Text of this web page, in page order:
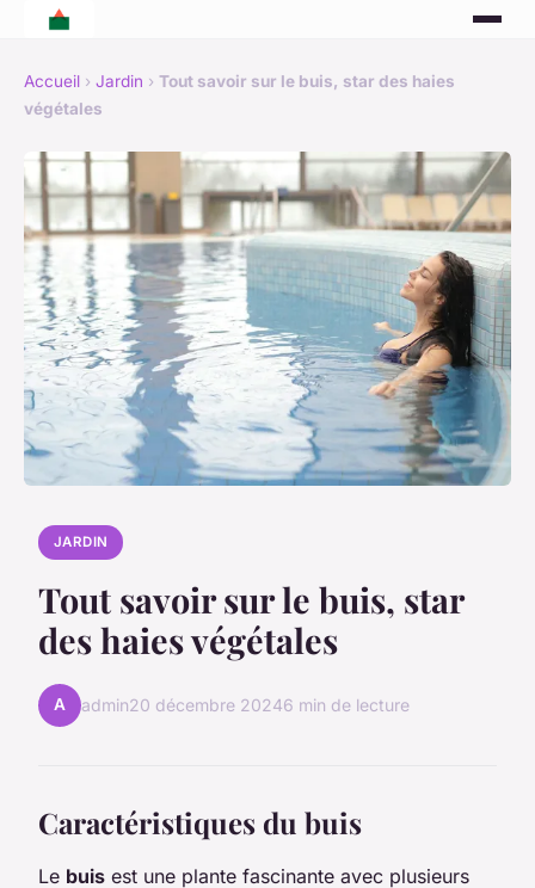
Accueil › Jardin › Tout savoir sur le buis, star des haies
végétales
JARDIN
Tout savoir sur le buis, star
des haies végétales
A admin20 décembre 20246 min de lecture
Caractéristiques du buis
Le buis est une plante fascinante avec plusieurs